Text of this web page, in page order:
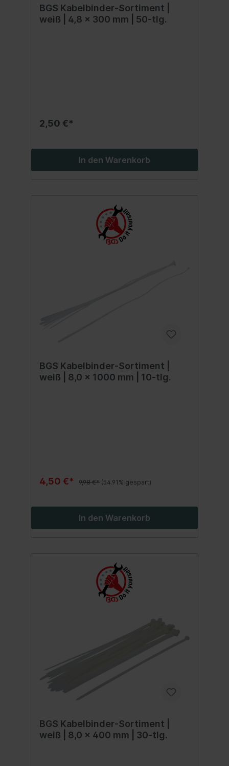
BGS Kabelbinder-Sortiment |
weiß | 4,8 x 300 mm | 50-tlg.
2,50 €*
In den Warenkorb
BGS Kabelbinder-Sortiment |
weiß | 8,0 x 1000 mm | 10-tlg.
4,50 €* 9,98 €* (54.91% gespart)
In den Warenkorb
BGS Kabelbinder-Sortiment |
weiß | 8,0 x 400 mm | 30-tlg.